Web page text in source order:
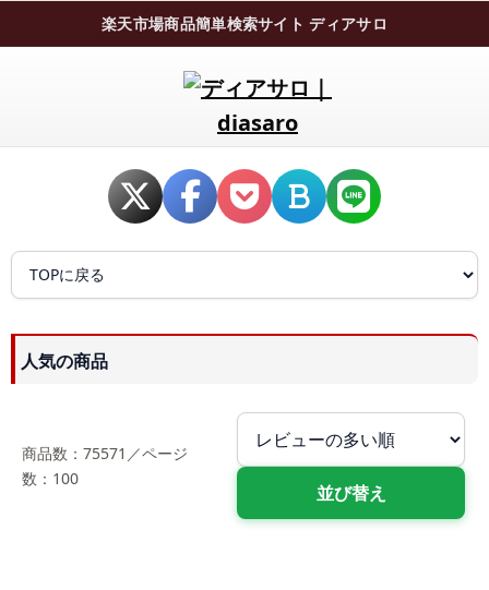
楽天市場商品簡単検索サイト ディアサロ
人気の商品
商品数：75571／ページ
数：100